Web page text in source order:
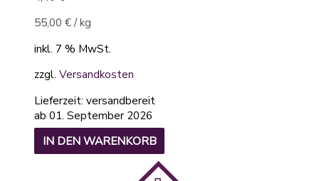
55,00 €/kg
inkl. 7 % MwSt.
zzgl. Versandkosten
Lieferzeit: versandbereit
ab 01. September 2026
IN DEN WARENKORB